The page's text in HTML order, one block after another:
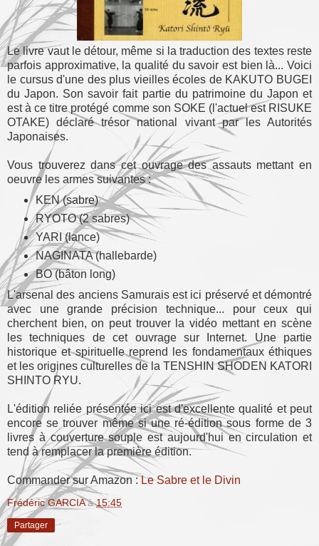
Le livre vaut le détour, même si la traduction des textes reste
parfois approximative, la qualité du savoir est bien là... Voici
le cursus d'une des plus vieilles écoles de KAKUTO BUGEI
du Japon. Son savoir fait partie du patrimoine du Japon et
est à ce titre protégé comme son SOKE (l'actuel est RISUKE
OTAKE) déclaré trésor national vivant par les Autorités
Japonaises.
Vous trouverez dans cet ouvrage des assauts mettant en
oeuvre les armes suivantes :
KEN (sabre)
RYOTO (2 sabres)
YARI (lance)
NAGINATA (hallebarde)
BO (bâton long)
L'arsenal des anciens Samurais est ici préservé et démontré
avec une grande précision technique... pour ceux qui
cherchent bien, on peut trouver la vidéo mettant en scène
les techniques de cet ouvrage sur Internet. Une partie
historique et spirituelle reprend les fondamentaux éthiques
et les origines culturelles de la TENSHIN SHODEN KATORI
SHINTO RYU.
L'édition reliée présentée ici est d'excellente qualité et peut
encore se trouver même si une ré-édition sous forme de 3
livres à couverture souple est aujourd'hui en circulation et
tend à remplacer la première édition.
Commander sur Amazon :Le Sabre et le Divin
Frédéric GARCIA à15:45
Partager